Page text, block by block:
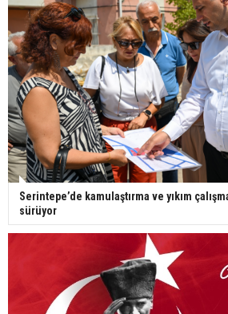
Serintepe’de kamulaştırma ve yıkım
sürüyor